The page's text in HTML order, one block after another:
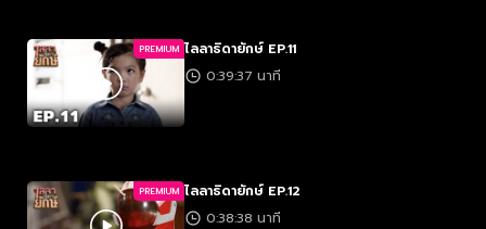
PREMIUM ไลลาธิดายักษ์ EP.11
0:39:37 นาที
PREMIUM ไลลาธิดายักษ์ EP.12
0:38:38 นาที